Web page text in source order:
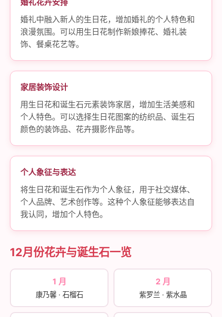
婚礼花卉安排
婚礼中融入新人的生日花，增加婚礼的个人特色和
浪漫氛围。可以用生日花制作新娘捧花、婚礼装
饰、餐桌花艺等。
家居装饰设计
用生日花和诞生石元素装饰家居，增加生活美感和
个人特色。可以选择生日花图案的纺织品、诞生石
颜色的装饰品、花卉摄影作品等。
个人象征与表达
将生日花和诞生石作为个人象征，用于社交媒体、
个人品牌、艺术创作等。这种个人象征能够表达自
我认同，增加个人特色。
12月份花卉与诞生石一览
1 月
康乃馨 · 石榴石
2 月
紫罗兰 · 紫水晶